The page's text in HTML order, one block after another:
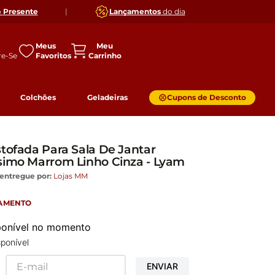
Presente | Lançamentosdo dia
Meus
Favoritos
Colchões Geladeiras Cupons de Desconto
Para Sala De Jantar
Marrom Linho Cinza - Lyam
por: Lojas MM
no momento
ENVIAR